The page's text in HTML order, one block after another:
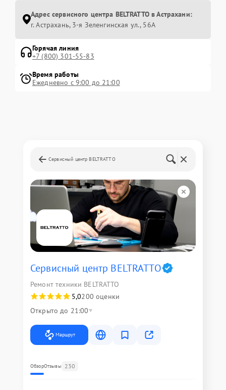
Адрес сервисного центра BELTRATTO в Астрахани:
г. Астрахань, 3-я Зеленгинская ул., 56А
Горячая линия
+7 (800) 301-55-83
Время работы
Ежедневно с 9:00 до 21:00
Сервисный центр BELTRATTO
Сервисный центр BELTRATTO
Ремонт техники BELTRATTO
5,0200 оценки
Открыто до 21:00
Маршрут
ОбзорОтзывы 230